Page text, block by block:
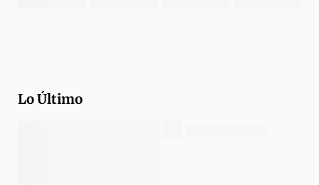
Lo Último